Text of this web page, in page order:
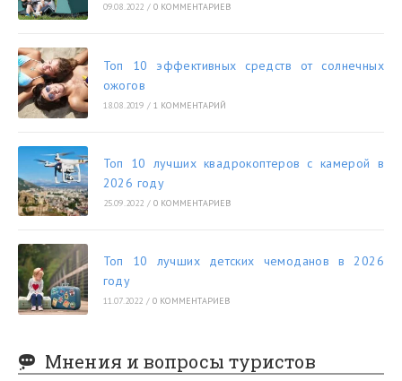
09.08.2022 / 0 КОММЕНТАРИЕВ
Топ 10 эффективных средств от солнечных
ожогов
18.08.2019 / 1 КОММЕНТАРИЙ
Топ 10 лучших квадрокоптеров с камерой в
2026 году
25.09.2022 / 0 КОММЕНТАРИЕВ
Топ 10 лучших детских чемоданов в 2026
году
11.07.2022 / 0 КОММЕНТАРИЕВ
Мнения и вопросы туристов